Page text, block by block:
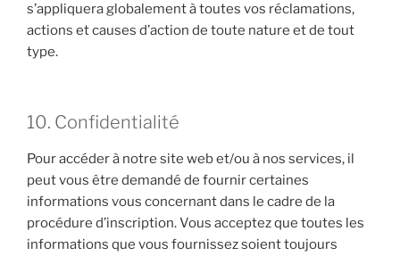
s’appliquera globalement à toutes vos réclamations,
actions et causes d’action de toute nature et de tout
type.
10. Confidentialité
Pour accéder à notre site web et/ou à nos services, il
peut vous être demandé de fournir certaines
informations vous concernant dans le cadre de la
procédure d’inscription. Vous acceptez que toutes les
informations que vous fournissez soient toujours